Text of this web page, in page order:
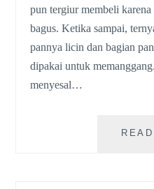
pun tergiur membeli
bagus. Ketika sampai,
pannya licin dan bagian
dipakai untuk
menyesal…